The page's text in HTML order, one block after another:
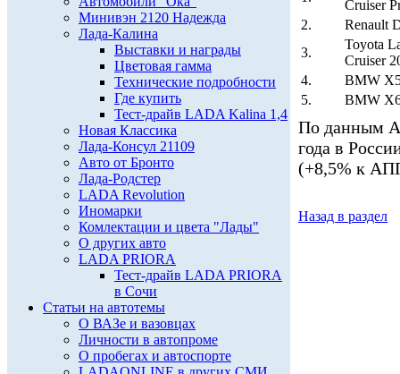
Минивэн 2120 Надежда
Лада-Калина
Выставки и награды
Цветовая гамма
Технические подробности
Где купить
Тест-драйв LADA Kalina 1,4
Новая Классика
Лада-Консул 21109
Авто от Бронто
Лада-Родстер
LADA Revolution
Иномарки
Комлектации и цвета "Лады"
О других авто
LADA PRIORA
Тест-драйв LADA PRIORA
в Сочи
Статьи на автотемы
О ВАЗе и вазовцах
Личности в автопроме
О пробегах и автоспорте
Cruiser
2.
Renault
3.
Toyota
Cruiser
4.
BMW
5.
BMW
По данным
года в
(+8,5% к
Назад в раздел